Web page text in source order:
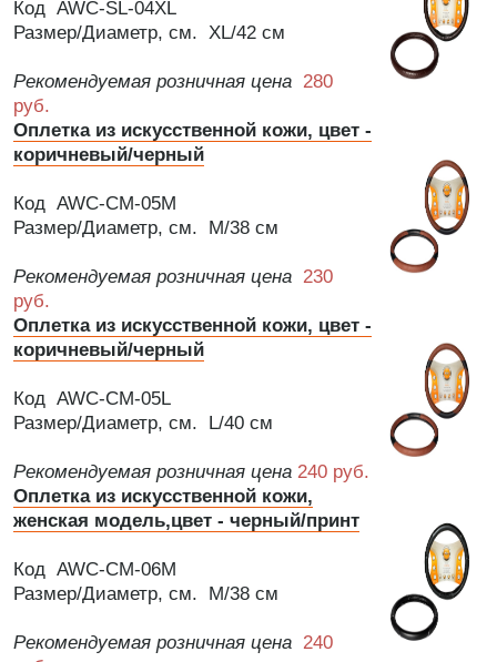
Код AWC-SL-04XL
Размер/Диаметр, см. XL/42 см
Рекомендуемая розничная цена 280
руб.
Оплетка из искусственной кожи, цвет -
коричневый/черный
Код AWC-CM-05M
Размер/Диаметр, см. M/38 см
Рекомендуемая розничная цена 230
руб.
Оплетка из искусственной кожи, цвет -
коричневый/черный
Код AWC-CM-05L
Размер/Диаметр, см. L/40 см
Рекомендуемая розничная цена 240 руб.
Оплетка из искусственной кожи,
женская модель,цвет - черный/принт
Код AWC-CM-06M
Размер/Диаметр, см. M/38 см
Рекомендуемая розничная цена 240